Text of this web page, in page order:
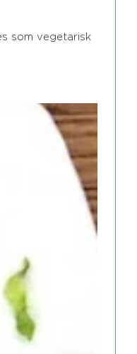
som vegetarisk